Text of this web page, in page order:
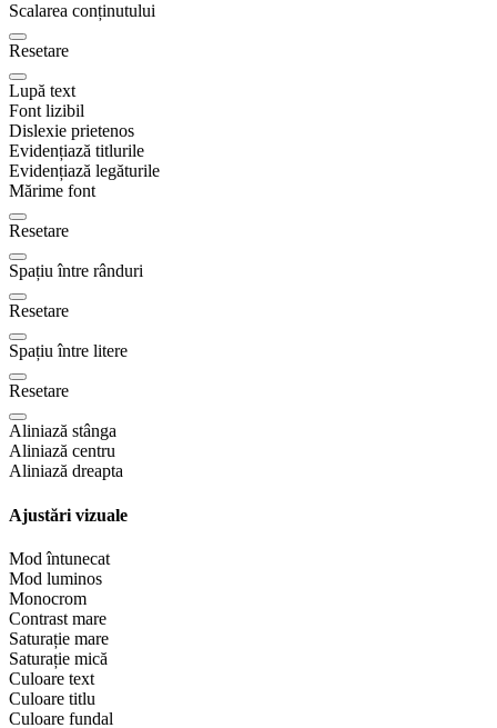
Scalarea conținutului
Resetare
Lupă text
Font lizibil
Dislexie prietenos
Evidențiază titlurile
Evidențiază legăturile
Mărime font
Resetare
Spațiu între rânduri
Resetare
Spațiu între litere
Resetare
Aliniază stânga
Aliniază centru
Aliniază dreapta
Ajustări vizuale
Mod întunecat
Mod luminos
Monocrom
Contrast mare
Saturație mare
Saturație mică
Culoare text
Culoare titlu
Culoare fundal